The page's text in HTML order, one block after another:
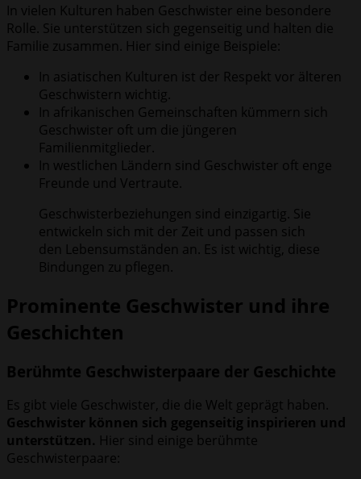
In vielen Kulturen haben Geschwister eine besondere
Rolle. Sie unterstützen sich gegenseitig und halten die
Familie zusammen. Hier sind einige Beispiele:
In asiatischen Kulturen ist der Respekt vor älteren
Geschwistern wichtig.
In afrikanischen Gemeinschaften kümmern sich
Geschwister oft um die jüngeren
Familienmitglieder.
In westlichen Ländern sind Geschwister oft enge
Freunde und Vertraute.
Geschwisterbeziehungen sind einzigartig. Sie
entwickeln sich mit der Zeit und passen sich
den Lebensumständen an. Es ist wichtig, diese
Bindungen zu pflegen.
Prominente Geschwister und ihre
Geschichten
Berühmte Geschwisterpaare der Geschichte
Es gibt viele Geschwister, die die Welt geprägt haben.
Geschwister können sich gegenseitig inspirieren und
unterstützen. Hier sind einige berühmte
Geschwisterpaare: